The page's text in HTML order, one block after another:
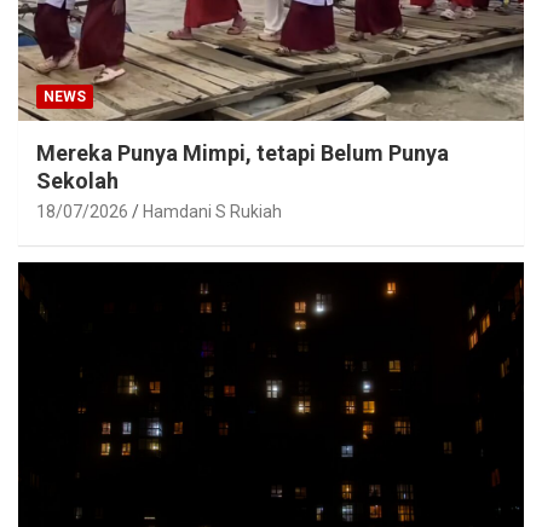
NEWS
Mereka Punya Mimpi, tetapi Belum Punya
Sekolah
18/07/2026 Hamdani S Rukiah